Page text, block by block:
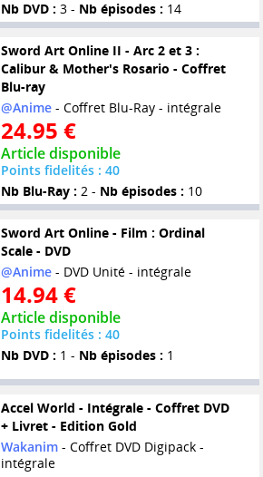
Nb DVD : 3 - Nb épisodes : 14
Sword Art Online II - Arc 2 et 3 :
Calibur & Mother's Rosario - Coffret
Blu-ray
@Anime- Coffret Blu-Ray - intégrale
24.95 €
Article disponible
Points fidelités : 40
Nb Blu-Ray : 2 - Nb épisodes : 10
Sword Art Online - Film : Ordinal
Scale - DVD
@Anime- DVD Unité - intégrale
14.94 €
Article disponible
Points fidelités : 40
Nb DVD : 1 - Nb épisodes : 1
Accel World - Intégrale - Coffret DVD
+ Livret - Edition Gold
Wakanim- Coffret DVD Digipack -
intégrale